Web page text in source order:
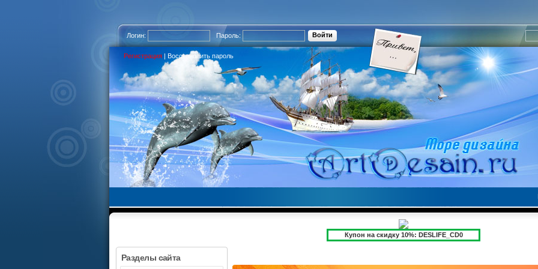
Логин: Пароль:
Регистрация | Восстановить пароль
Купон на скидку 10%: DESLIFE_CD0
Разделы сайта